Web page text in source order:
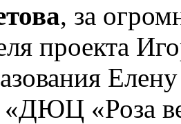
, за
проекта
«Роза